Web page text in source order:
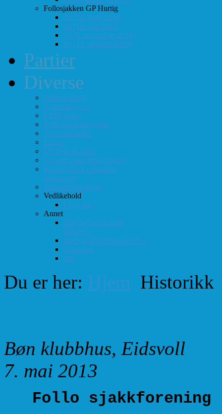
Follosjakken GP Hurtig
#1 (24. mars 2018)
#2 (19. mai 2018)
#3 (8. september 2018)
#4 (13. oktober 2018)
Partier
Diverse
Støtteordning
Sjakkrating.no
FIDE-rating
Follo-kombinasjoner
Grasrotandelen
Linker
DVD-er til utlån
Virtuell sjakklubb (lichess)
Førsteplasser i eksterne
turneringer
Hedersbevisninger
Vedlikehold
Logg inn
Annet
Ikke helt som andre
muséer...
Intervju klubbmester 2013
Skjemaer
test
Du er her: Hjem Historikk
Bøn klubbhus, Eidsvoll
7. mai 2013
Follo